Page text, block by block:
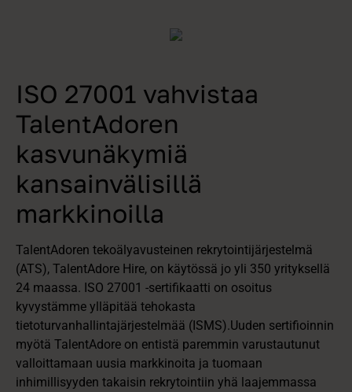
ISO 27001 vahvistaa
TalentAdoren
kasvunäkymiä
kansainvälisillä
markkinoilla
TalentAdoren tekoälyavusteinen rekrytointijärjestelmä
(ATS), TalentAdore Hire, on käytössä jo yli 350 yrityksellä
24 maassa. ISO 27001 -sertifikaatti on osoitus
kyvystämme ylläpitää tehokasta
tietoturvanhallintajärjestelmää (ISMS).Uuden sertifioinnin
myötä TalentAdore on entistä paremmin varustautunut
valloittamaan uusia markkinoita ja tuomaan
inhimillisyyden takaisin rekrytointiin yhä laajemmassa